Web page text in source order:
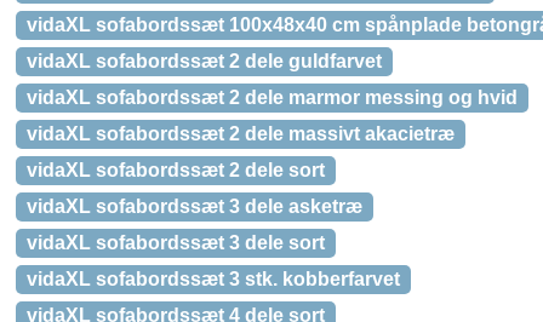
vidaXL sofabordssæt 100x48x40 cm spånplade
vidaXL sofabordssæt 2 dele guldfarvet
vidaXL sofabordssæt 2 dele marmor messing og hvid
vidaXL sofabordssæt 2 dele massivt akacietræ
vidaXL sofabordssæt 2 dele sort
vidaXL sofabordssæt 3 dele asketræ
vidaXL sofabordssæt 3 dele sort
vidaXL sofabordssæt 3 stk. kobberfarvet
vidaXL sofabordssæt 4 dele sort